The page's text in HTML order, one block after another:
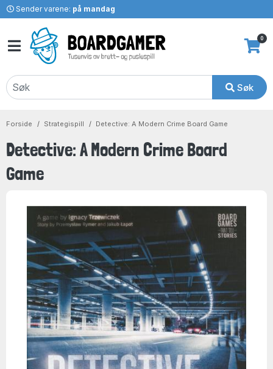
Sender varene: på mandag
Søk
0
Forside Strategispill Detective: A Modern Crime Board Game
Detective: A Modern Crime Board
Game